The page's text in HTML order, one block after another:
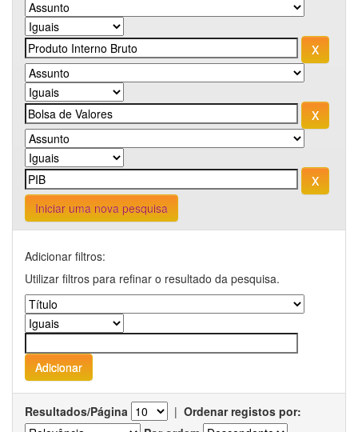
Iniciar uma nova pesquisa
Adicionar filtros:
Utilizar filtros para refinar o resultado da pesquisa.
Resultados/Página | Ordenar registos por: